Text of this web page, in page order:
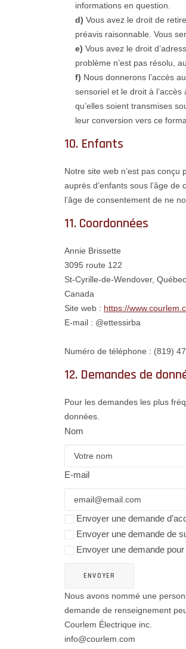
informations en question.
Vous avez le droit de
préavis raisonnable. Vous
Vous avez le droit
problème n’est pas résolu,
Nous donnerons l’accès
sensoriel et le droit à
qu’elles soient transmises
leur conversion vers ce
10. Enfants
Notre site web n’est pas
auprès d’enfants sous l’âge
l’âge de consentement de ne
11. Coordonnées
Annie Brissette
3095 route 122
St-Cyrille-de-Wendover,
Canada
Site web : https://
E-mail : @ettessirba
Numéro de téléphone : (819)
12. Demandes de
Pour les demandes les plus
données.
Nom
E-mail
Envoyer une demande
Envoyer une demande de
Envoyer une demande
Nous avons nommé une
demande de renseignement
Courlem Électrique inc.
info@courlem.com